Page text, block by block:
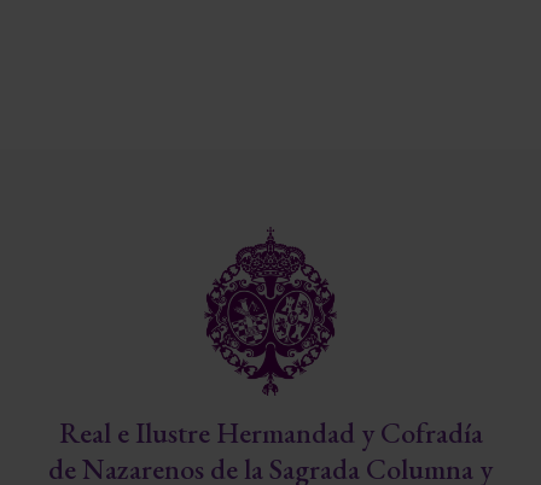
Real e Ilustre Hermandad y Cofradía
de Nazarenos de la Sagrada Columna y